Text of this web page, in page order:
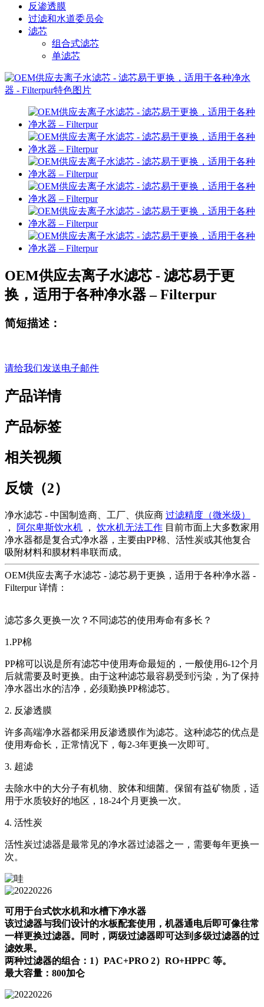
反渗透膜
过滤和水道委员会
滤芯
组合式滤芯
单滤芯
OEM供应去离子水滤芯 - 滤芯易于更
换，适用于各种净水器 – Filterpur
简短描述：
请给我们发送电子邮件
产品详情
产品标签
相关视频
反馈（2）
净水滤芯 - 中国制造商、工厂、供应商 过滤精度（微米级）
，
阿尔卑斯饮水机 ， 饮水机无法工作 目前市面上大多数家用
净水器都是复合式净水器，主要由PP棉、活性炭或其他复合
吸附材料和膜材料串联而成。
OEM供应去离子水滤芯 - 滤芯易于更换，适用于各种净水器 -
Filterpur 详情：
滤芯多久更换一次？不同滤芯的使用寿命有多长？
1.PP棉
PP棉可以说是所有滤芯中使用寿命最短的，一般使用6-12个月
后就需要及时更换。由于这种滤芯最容易受到污染，为了保持
净水器出水的洁净，必须勤换PP棉滤芯。
2. 反渗透膜
许多高端净水器都采用反渗透膜作为滤芯。这种滤芯的优点是
使用寿命长，正常情况下，每2-3年更换一次即可。
3. 超滤
去除水中的大分子有机物、胶体和细菌。保留有益矿物质，适
用于水质较好的地区，18-24个月更换一次。
4. 活性炭
活性炭过滤器是最常见的净水器过滤器之一，需要每年更换一
次。
可用于台式饮水机和水槽下净水器
该过滤器与我们设计的水板配套使用，机器通电后即可像往常
一样更换过滤器。同时，两级过滤器即可达到多级过滤器的过
滤效果。
两种过滤器的组合：1）PAC+PRO 2）RO+HPPC 等。
最大容量：800加仑